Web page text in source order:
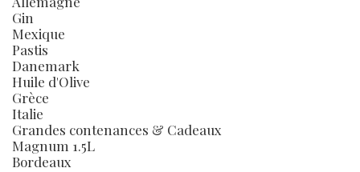
Gin
Mexique
Pastis
Danemark
Huile d'Olive
Grèce
Italie
Grandes contenances & Cadeaux
Magnum 1.5L
Bordeaux